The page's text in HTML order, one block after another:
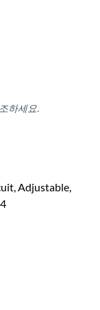
하세요.
Adjustable,